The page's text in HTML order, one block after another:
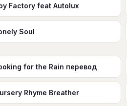
Factory feat Autolux
Soul
for the Rain перевод
Rhyme Breather